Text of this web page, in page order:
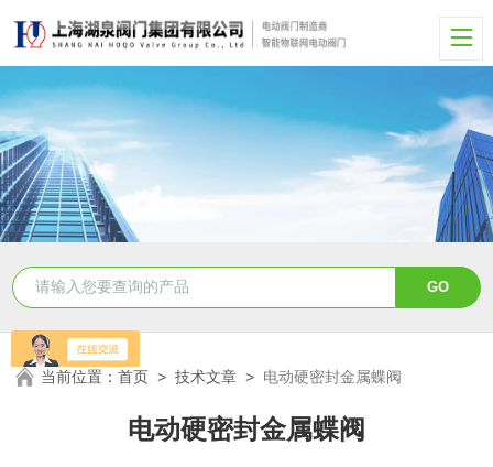
当前位置：首页 >技术文章 > 电动硬密封金属蝶阀
电动硬密封金属蝶阀